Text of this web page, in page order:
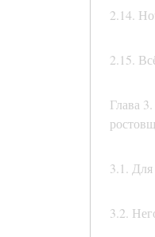
2.14.
2.15.
Глава
3.1.
3.2.